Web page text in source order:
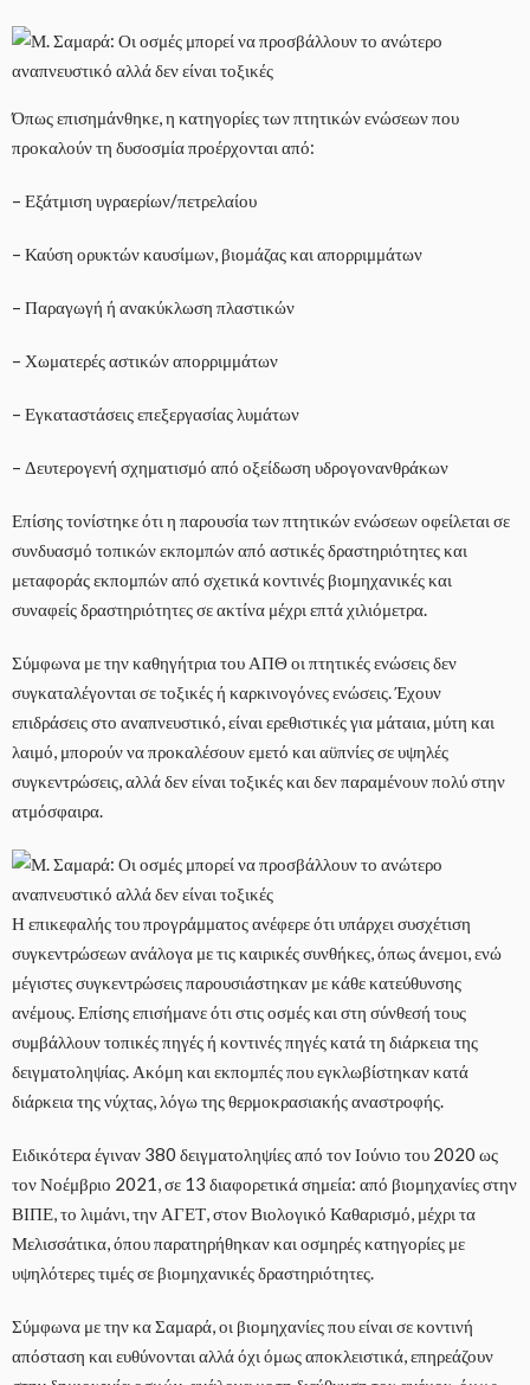
Όπως επισημάνθηκε, η κατηγορίες των πτητικών ενώσεων που
προκαλούν τη δυσοσμία προέρχονται από:
– Εξάτμιση υγραερίων/πετρελαίου
– Καύση ορυκτών καυσίμων, βιομάζας και απορριμμάτων
– Παραγωγή ή ανακύκλωση πλαστικών
– Χωματερές αστικών απορριμμάτων
– Εγκαταστάσεις επεξεργασίας λυμάτων
– Δευτερογενή σχηματισμό από οξείδωση υδρογονανθράκων
Επίσης τονίστηκε ότι η παρουσία των πτητικών ενώσεων οφείλεται σε
συνδυασμό τοπικών εκπομπών από αστικές δραστηριότητες και
μεταφοράς εκπομπών από σχετικά κοντινές βιομηχανικές και
συναφείς δραστηριότητες σε ακτίνα μέχρι επτά χιλιόμετρα.
Σύμφωνα με την καθηγήτρια του ΑΠΘ οι πτητικές ενώσεις δεν
συγκαταλέγονται σε τοξικές ή καρκινογόνες ενώσεις. Έχουν
επιδράσεις στο αναπνευστικό, είναι ερεθιστικές για μάταια, μύτη και
λαιμό, μπορούν να προκαλέσουν εμετό και αϋπνίες σε υψηλές
συγκεντρώσεις, αλλά δεν είναι τοξικές και δεν παραμένουν πολύ στην
ατμόσφαιρα.
Η επικεφαλής του προγράμματος ανέφερε ότι υπάρχει συσχέτιση
συγκεντρώσεων ανάλογα με τις καιρικές συνθήκες, όπως άνεμοι, ενώ
μέγιστες συγκεντρώσεις παρουσιάστηκαν με κάθε κατεύθυνσης
ανέμους. Επίσης επισήμανε ότι στις οσμές και στη σύνθεσή τους
συμβάλλουν τοπικές πηγές ή κοντινές πηγές κατά τη διάρκεια της
δειγματοληψίας. Ακόμη και εκπομπές που εγκλωβίστηκαν κατά
διάρκεια της νύχτας, λόγω της θερμοκρασιακής αναστροφής.
Ειδικότερα έγιναν 380 δειγματοληψίες από τον Ιούνιο του 2020 ως
τον Νοέμβριο 2021, σε 13 διαφορετικά σημεία: από βιομηχανίες στην
ΒΙΠΕ, το λιμάνι, την ΑΓΕΤ, στον Βιολογικό Καθαρισμό, μέχρι τα
Μελισσάτικα, όπου παρατηρήθηκαν και οσμηρές κατηγορίες με
υψηλότερες τιμές σε βιομηχανικές δραστηριότητες.
Σύμφωνα με την κα Σαμαρά, οι βιομηχανίες που είναι σε κοντινή
απόσταση και ευθύνονται αλλά όχι όμως αποκλειστικά, επηρεάζουν